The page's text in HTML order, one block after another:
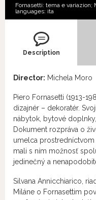
Fornasetti: tema e variazion;
languages: ita
Description
Director: Michela Moro
Piero Fornasetti (1913-
dizajnér – dekoratér.
nábytok, bytové
Dokument rozpráva o
umelca prostredníctvom
mali s ním možnosť
jedinečný a
Silvana Annicchiarico,
Miláne o Fornasettim